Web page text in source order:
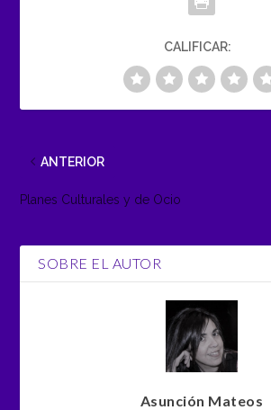
CALIFICAR:
ANTERIOR
Planes Culturales y de Ocio
SOBRE EL AUTOR
Asunción Mateos